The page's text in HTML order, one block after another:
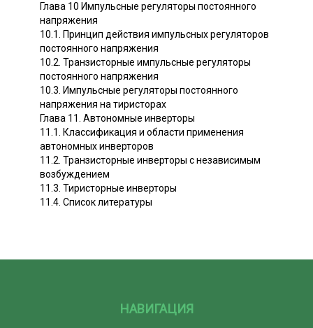
Глава 10 Импульсные регуляторы постоянного
напряжения
10.1. Принцип действия импульсных регуляторов
постоянного напряжения
10.2. Транзисторные импульсные регуляторы
постоянного напряжения
10.3. Импульсные регуляторы постоянного
напряжения на тиристорах
Глава 11. Автономные инверторы
11.1. Классификация и области применения
автономных инверторов
11.2. Транзисторные инверторы с независимым
возбуждением
11.3. Тиристорные инверторы
11.4. Список литературы
НАВИГАЦИЯ